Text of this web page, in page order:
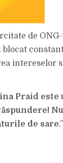
de
intereselor
Praid este
de sare